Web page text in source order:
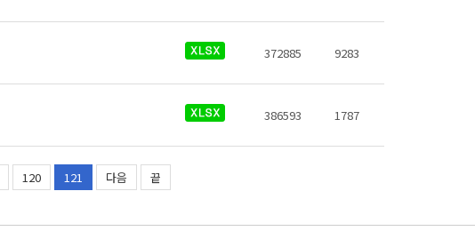
372885 9283
386593 1787
120 121 다음 끝